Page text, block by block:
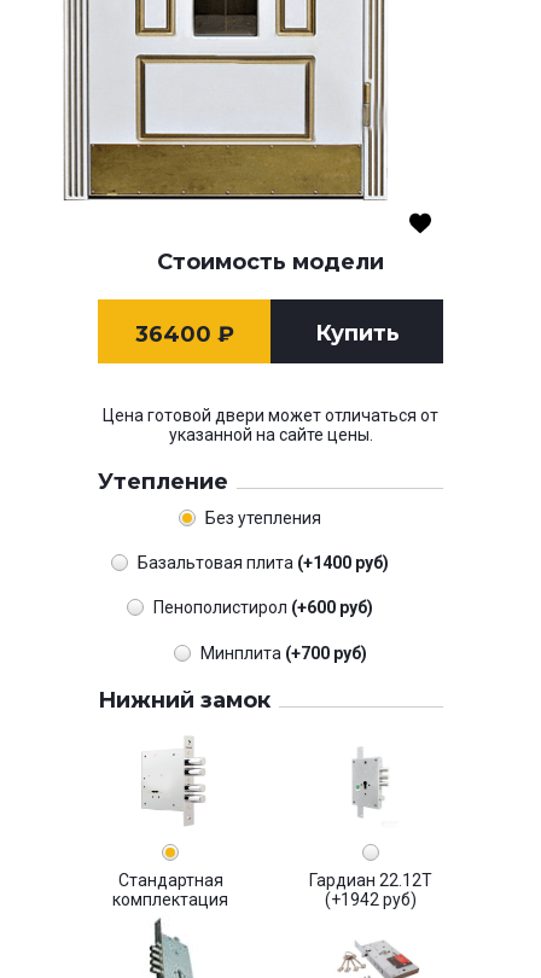
Стоимость модели
36400 ₽ Купить
Цена готовой двери может отличаться от
указанной на сайте цены.
Утепление
Без утепления
Базальтовая плита (+1400 руб)
Пенополистирол (+600 руб)
Минплита (+700 руб)
Нижний замок
Стандартная
комплектация
Гардиан 22.12Т
(+1942 руб)